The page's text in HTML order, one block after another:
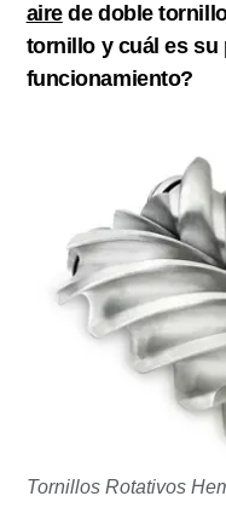
airede doble
tornillo y cuál es
funcionamiento?
Tornillos Rotativos